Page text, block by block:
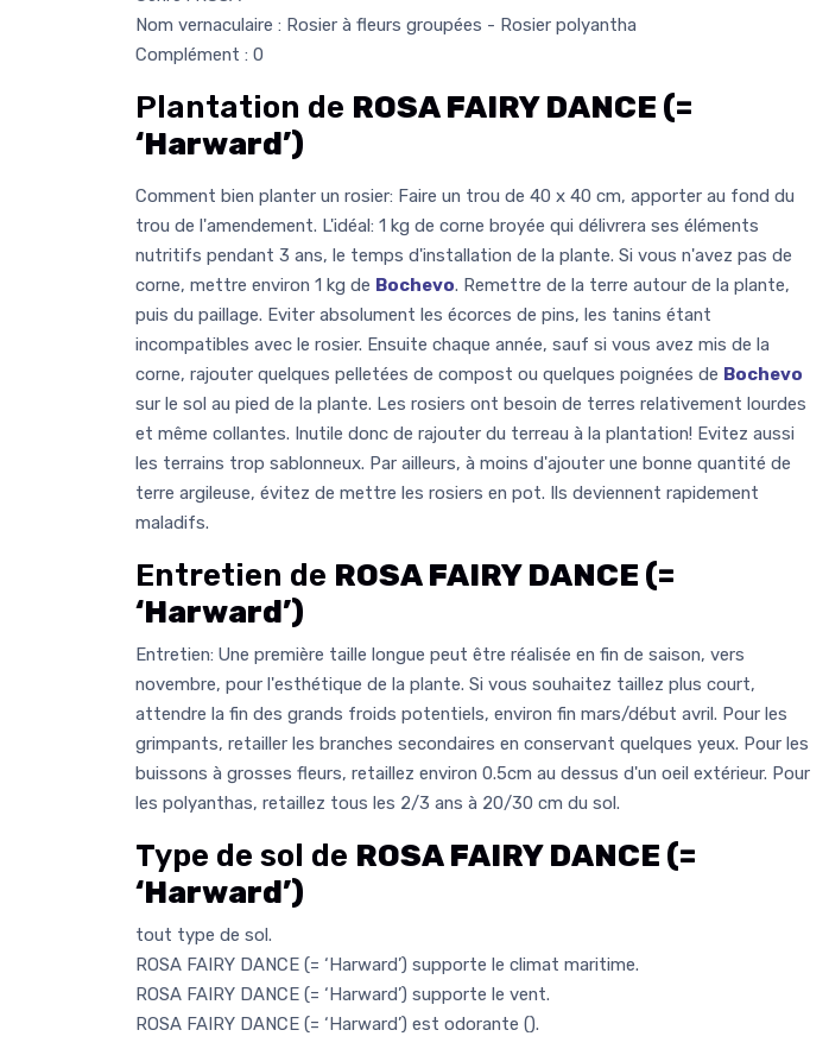
Nom vernaculaire : Rosier à fleurs groupées - Rosier polyantha
Complément : 0
Plantation de ROSA FAIRY DANCE (=
‘Harward’)
Comment bien planter un rosier: Faire un trou de 40 x 40 cm, apporter au fond du
trou de l'amendement. L'idéal: 1 kg de corne broyée qui délivrera ses éléments
nutritifs pendant 3 ans, le temps d'installation de la plante. Si vous n'avez pas de
corne, mettre environ 1 kg de Bochevo. Remettre de la terre autour de la plante,
puis du paillage. Eviter absolument les écorces de pins, les tanins étant
incompatibles avec le rosier. Ensuite chaque année, sauf si vous avez mis de la
corne, rajouter quelques pelletées de compost ou quelques poignées de Bochevo
sur le sol au pied de la plante. Les rosiers ont besoin de terres relativement lourdes
et même collantes. Inutile donc de rajouter du terreau à la plantation! Evitez aussi
les terrains trop sablonneux. Par ailleurs, à moins d'ajouter une bonne quantité de
terre argileuse, évitez de mettre les rosiers en pot. Ils deviennent rapidement
maladifs.
Entretien de ROSA FAIRY DANCE (=
‘Harward’)
Entretien: Une première taille longue peut être réalisée en fin de saison, vers
novembre, pour l'esthétique de la plante. Si vous souhaitez taillez plus court,
attendre la fin des grands froids potentiels, environ fin mars/début avril. Pour les
grimpants, retailler les branches secondaires en conservant quelques yeux. Pour les
buissons à grosses fleurs, retaillez environ 0.5cm au dessus d'un oeil extérieur. Pour
les polyanthas, retaillez tous les 2/3 ans à 20/30 cm du sol.
Type de sol de ROSA FAIRY DANCE (=
‘Harward’)
tout type de sol.
ROSA FAIRY DANCE (= ‘Harward’) supporte le climat maritime.
ROSA FAIRY DANCE (= ‘Harward’) supporte le vent.
ROSA FAIRY DANCE (= ‘Harward’) est odorante ().